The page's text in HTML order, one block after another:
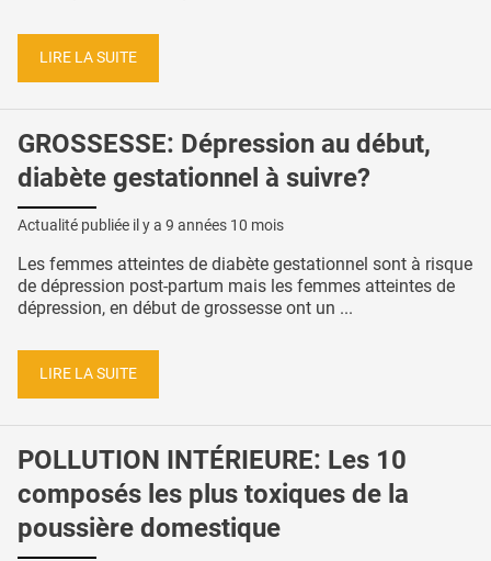
LIRE LA SUITE
GROSSESSE: Dépression au début,
diabète gestationnel à suivre?
Actualité publiée il y a 9 années 10 mois
Les femmes atteintes de diabète gestationnel sont à risque
de dépression post-partum mais les femmes atteintes de
dépression, en début de grossesse ont un ...
LIRE LA SUITE
POLLUTION INTÉRIEURE: Les 10
composés les plus toxiques de la
poussière domestique